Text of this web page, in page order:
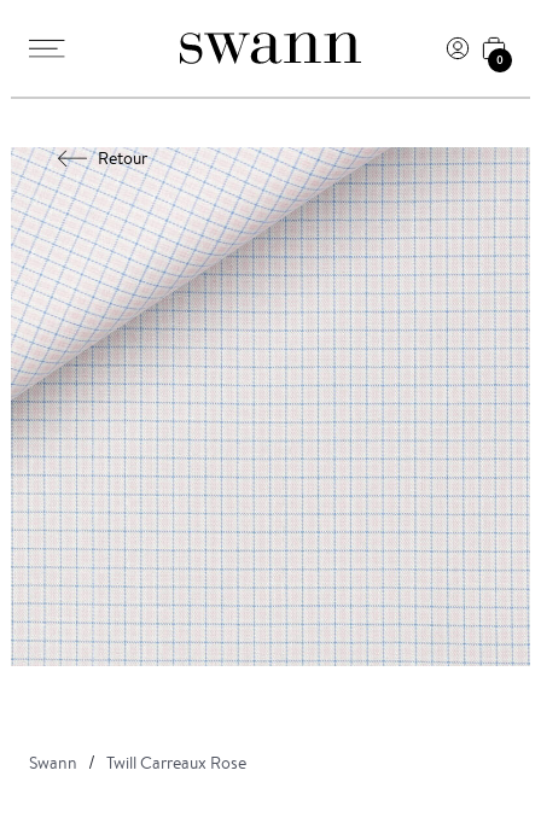
0
Retour
Swann Twill Carreaux Rose